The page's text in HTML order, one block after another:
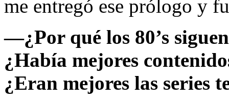
me entregó ese prólogo y
—¿Por qué los 80’s
¿Había mejores
¿Eran mejores las series